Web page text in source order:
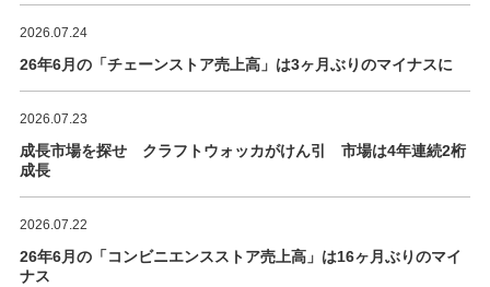
2026.07.24
26年6月の「チェーンストア売上高」は3ヶ月ぶりのマイナスに
2026.07.23
成長市場を探せ クラフトウォッカがけん引 市場は4年連続2桁
成長
2026.07.22
26年6月の「コンビニエンスストア売上高」は16ヶ月ぶりのマイ
ナス